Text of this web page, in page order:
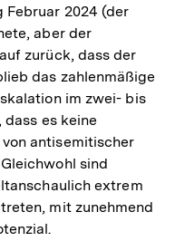
Februar 2024 (der
aber der
zurück, dass der
das zahlenmäßige
im zwei- bis
es keine
antisemitischer
sind
extrem
mit zunehmend